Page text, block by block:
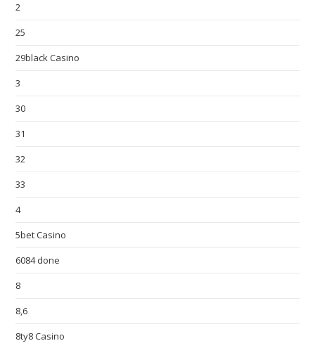
2
25
29black Casino
3
30
31
32
33
4
5bet Casino
6084 done
8
8,6
8ty8 Casino